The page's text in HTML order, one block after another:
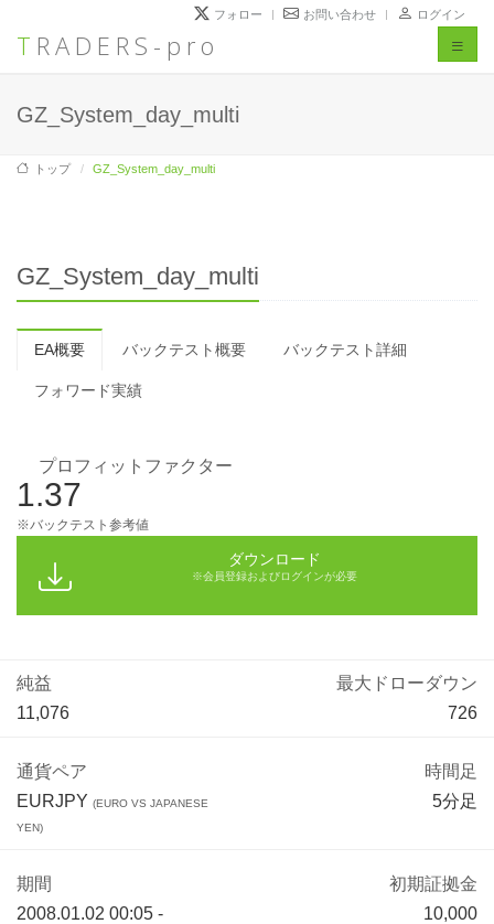
TRADERS-pro
フォロー お問い合わせ ログイン
Toggle
GZ_System_day_multi
トップ GZ_System_day_multi
GZ_System_day_multi
EA概要 バックテスト概要 バックテスト詳細
フォワード実績
プロフィットファクター
1.37
※バックテスト参考値
ダウンロード
※会員登録およびログインが必要
純益
11,076
最大ドローダウン
726
通貨ペア
EURJPY (EURO VS JAPANESE
YEN)
時間足
5分足
期間
2008.01.02 00:05 -
初期証拠金
10,000